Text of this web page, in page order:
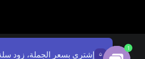
إشتري بسعر الجملة، زود سلة مشترياتك
1